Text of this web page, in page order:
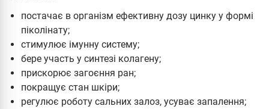
постачає в організм ефективну дозу цинку у формі
піколінату;
стимулює імунну систему;
бере участь у синтезі колагену;
прискорює загоєння ран;
покращує стан шкіри;
регулює роботу сальних залоз, усуває запалення;